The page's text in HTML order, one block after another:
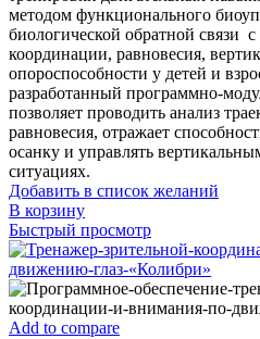
методом функционального
биологической обратной связи
координации, равновесия,
опороспособности у детей и
разработанный программно-
позволяет проводить анализ
равновесия, отражает
осанку и управлять
ситуациях.
Добавить в список желаний
В корзину
Быстрый просмотр
Add to compare